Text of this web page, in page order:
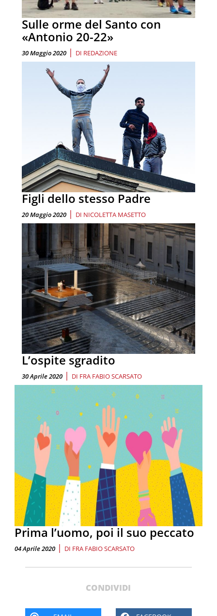
Sulle orme del Santo con
«Antonio 20-22»
30 Maggio 2020 | DI REDAZIONE
Figli dello stesso Padre
20 Maggio 2020 | DI NICOLETTA MASETTO
L’ospite sgradito
30 Aprile 2020 | DI FRA FABIO SCARSATO
Prima l’uomo, poi il suo peccato
04 Aprile 2020 | DI FRA FABIO SCARSATO
CONDIVIDI